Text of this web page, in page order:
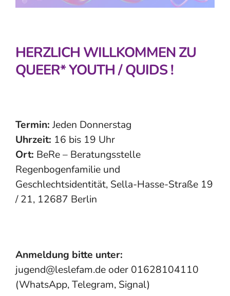
HERZLICH WILLKOMMEN ZU
QUEER* YOUTH / QUIDS !
Termin:Jeden Donnerstag
Uhrzeit: 16 bis 19 Uhr
Ort: BeRe – Beratungsstelle
Regenbogenfamilie und
Geschlechtsidentität, Sella-Hasse-Straße 19
/ 21, 12687 Berlin
Anmeldung bitte unter:
jugend@leslefam.de oder 01628104110
(WhatsApp, Telegram, Signal)